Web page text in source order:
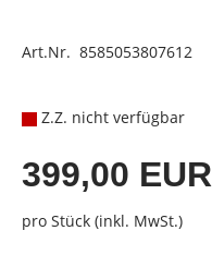
Art.Nr. 8585053807612
Z.Z. nicht verfügbar
399,00 EUR
pro Stück (inkl. MwSt.)